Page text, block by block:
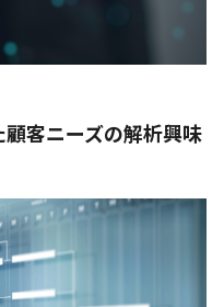
客ニーズの解析興味